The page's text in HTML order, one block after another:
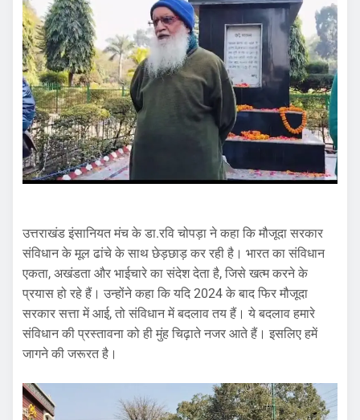
उत्तराखंड इंसानियत मंच के डा.रवि चोपड़ा ने कहा कि मौजूदा सरकार
संविधान के मूल ढांचे के साथ छेड़छाड़ कर रही है। भारत का संविधान
एकता, अखंडता और भाईचारे का संदेश देता है, जिसे खत्म करने के
प्रयास हो रहे हैं। उन्होंने कहा कि यदि 2024 के बाद फिर मौजूदा
सरकार सत्ता में आई, तो संविधान में बदलाव तय हैं। ये बदलाव हमारे
संविधान की प्रस्तावना को ही मुंह चिढ़ाते नजर आते हैं। इसलिए हमें
जागने की जरूरत है।